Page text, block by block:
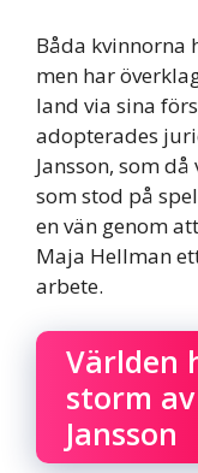
Båda kvinnorna
men har
land via sina
adopterades
Jansson, som
som stod på
en vän genom
Maja Hellman
arbete.
Världen
storm
Jansson